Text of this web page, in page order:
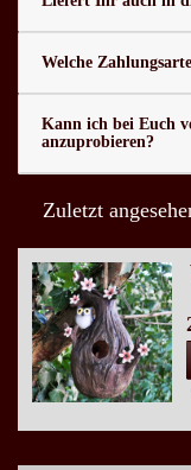
Welche
Kann ich bei Euch
anzuprobieren?
Zuletzt